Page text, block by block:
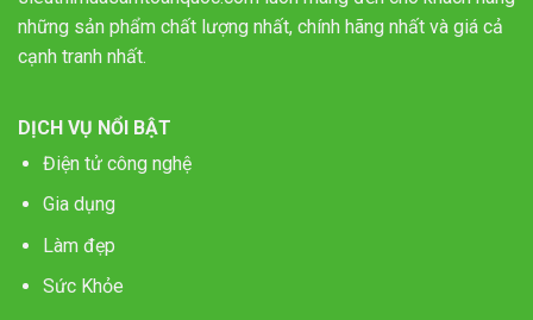
những sản phẩm chất lượng nhất, chính hãng nhất và giá cả
cạnh tranh nhất.
DỊCH VỤ NỔI BẬT
Điện tử công nghệ
Gia dụng
Làm đẹp
Sức Khỏe